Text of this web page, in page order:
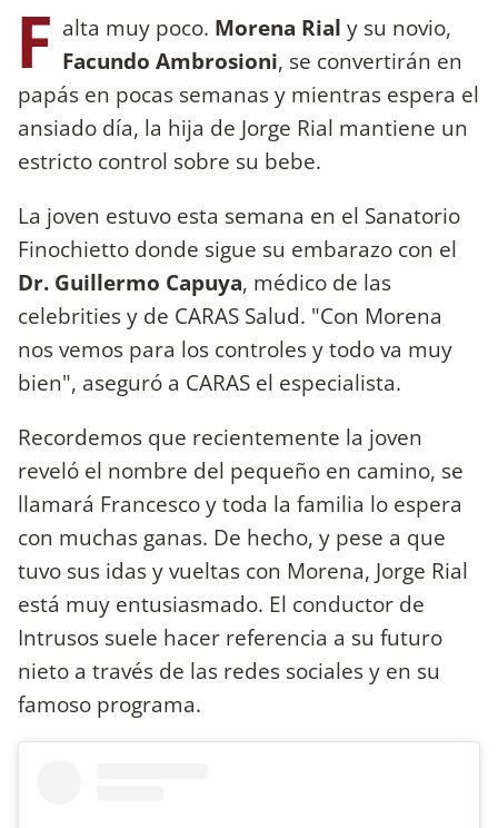
F alta muy poco. Morena Rial y su novio,
Facundo Ambrosioni, se convertirán en
papás en pocas semanas y mientras espera el
ansiado día, la hija de Jorge Rial mantiene un
estricto control sobre su bebe.
La joven estuvo esta semana en el Sanatorio
Finochietto donde sigue su embarazo con el
Dr. Guillermo Capuya, médico de las
celebrities y de CARAS Salud. "Con Morena
nos vemos para los controles y todo va muy
bien", aseguró a CARAS el especialista.
Recordemos que recientemente la joven
reveló el nombre del pequeño en camino, se
llamará Francesco y toda la familia lo espera
con muchas ganas. De hecho, y pese a que
tuvo sus idas y vueltas con Morena, Jorge Rial
está muy entusiasmado. El conductor de
Intrusos suele hacer referencia a su futuro
nieto a través de las redes sociales y en su
famoso programa.